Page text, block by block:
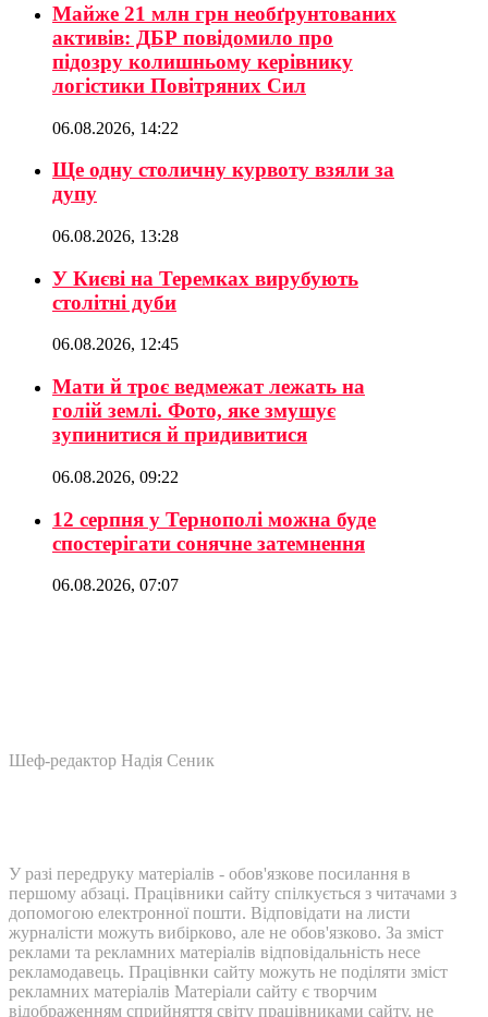
Майже 21 млн грн необґрунтованих
активів: ДБР повідомило про
підозру колишньому керівнику
логістики Повітряних Сил
06.08.2026, 14:22
Ще одну столичну курвоту взяли за
дупу
06.08.2026, 13:28
У Києві на Теремках вирубують
столітні дуби
06.08.2026, 12:45
Мати й троє ведмежат лежать на
голій землі. Фото, яке змушує
зупинитися й придивитися
06.08.2026, 09:22
12 серпня у Тернополі можна буде
спостерігати сонячне затемнення
06.08.2026, 07:07
Шеф-редактор Надія Сеник
У разі передруку матеріалів - обов'язкове посилання в
першому абзаці. Працівники сайту спілкується з читачами з
допомогою електронної пошти. Відповідати на листи
журналісти можуть вибірково, але не обов'язково. За зміст
реклами та рекламних матеріалів відповідальність несе
рекламодавець. Працівнки сайту можуть не поділяти зміст
рекламних матеріалів Матеріали сайту є творчим
відображенням сприйняття світу працівниками сайту, не